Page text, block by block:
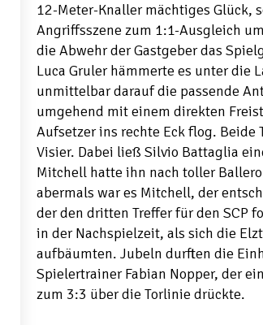
12-Meter-Knaller mächtiges Glück,
Angriffsszene zum 1:1-Ausgleich
die Abwehr der Gastgeber das
Luca Gruler hämmerte es unter die
unmittelbar darauf die passende
umgehend mit einem direkten
Aufsetzer ins rechte Eck flog.
Visier. Dabei ließ Silvio Battaglia
Mitchell hatte ihn nach toller
abermals war es Mitchell, der
der den dritten Treffer für den SCP
in der Nachspielzeit, als sich die
aufbäumten. Jubeln durften die
Spielertrainer Fabian Nopper, der
zum 3:3 über die Torlinie drückte.